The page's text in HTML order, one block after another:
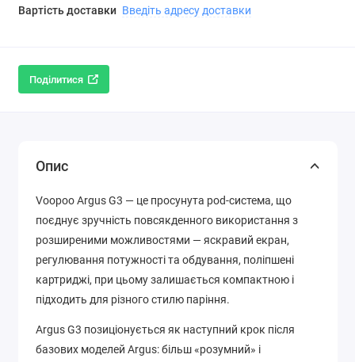
Вартість доставки Введіть адресу доставки
Поділитися
Опис
Voopoo Argus G3 — це просунута pod-система, що
поєднує зручність повсякденного використання з
розширеними можливостями — яскравий екран,
регулювання потужності та обдування, поліпшені
картриджі, при цьому залишається компактною і
підходить для різного стилю паріння.
Argus G3 позиціонується як наступний крок після
базових моделей Argus: більш «розумний» і